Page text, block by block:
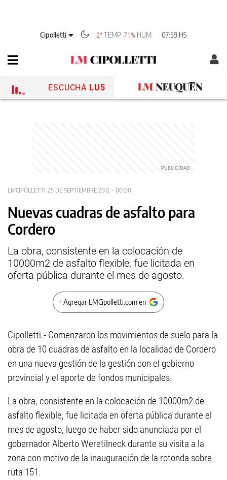
Cipolletti 2°TEMP 71% HUM 07:59 HS
ESCUCHÁ LU5
LMCIPOLLETTI 25 DE SEPTIEMBRE 2012 - 00:00
Nuevas cuadras de asfalto para
Cordero
La obra, consistente en la colocación de
10000m2 de asfalto flexible, fue licitada en
oferta pública durante el mes de agosto.
+ Agregar LMCipolletti.com en
Cipolletti.- Comenzaron los movimientos de suelo para la
obra de 10 cuadras de asfalto en la localidad de Cordero
en una nueva gestión de la gestión con el gobierno
provincial y el aporte de fondos municipales.
La obra, consistente en la colocación de 10000m2 de
asfalto flexible, fue licitada en oferta pública durante el
mes de agosto, luego de haber sido anunciada por el
gobernador Alberto Weretilneck durante su visita a la
zona con motivo de la inauguración de la rotonda sobre
ruta 151.